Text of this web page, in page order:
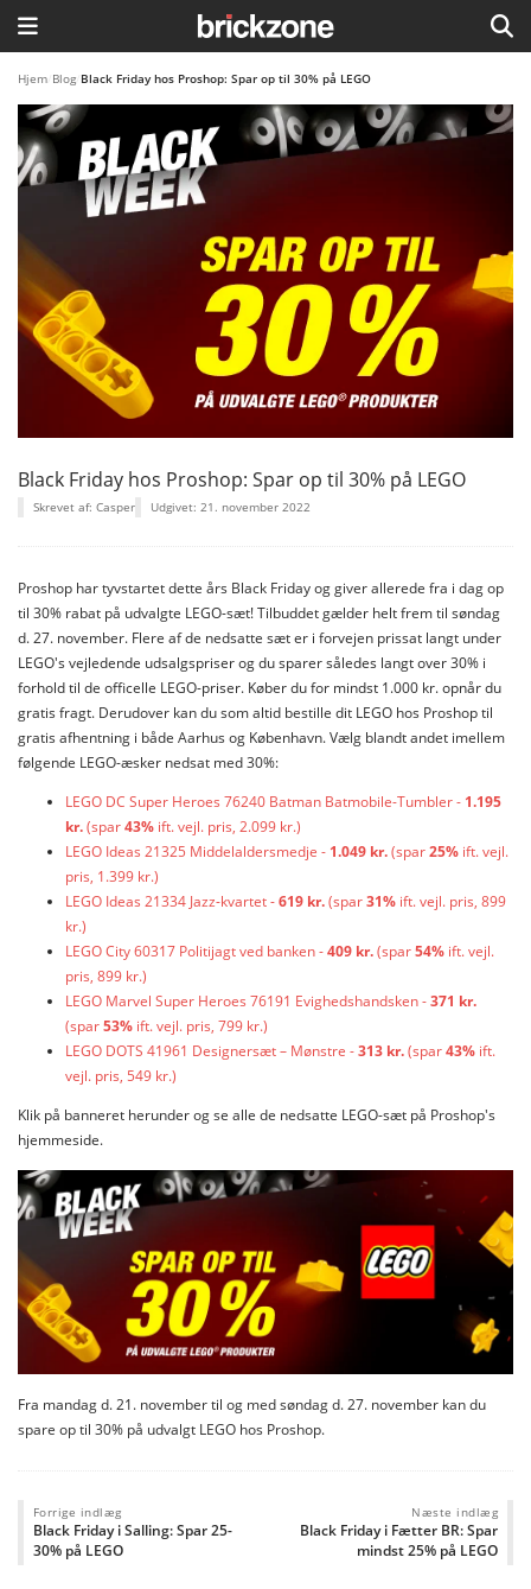
HJEM
TEMAER
BLOG
LEGO FAVORITTER
Hjem Blog Black Friday hos Proshop: Spar op til 30% på LEGO
Black Friday hos Proshop: Spar op til 30% på LEGO
Skrevet af: Casper Udgivet: 21. november 2022
Proshop har tyvstartet dette års Black Friday og giver allerede fra i dag op
til 30% rabat på udvalgte LEGO-sæt! Tilbuddet gælder helt frem til søndag
d. 27. november. Flere af de nedsatte sæt er i forvejen prissat langt under
LEGO's vejledende udsalgspriser og du sparer således langt over 30% i
forhold til de officelle LEGO-priser. Køber du for mindst 1.000 kr. opnår du
gratis fragt. Derudover kan du som altid bestille dit LEGO hos Proshop til
gratis afhentning i både Aarhus og København. Vælg blandt andet imellem
følgende LEGO-æsker nedsat med 30%:
LEGO DC Super Heroes 76240 Batman Batmobile-Tumbler - 1.195
kr.(spar43% ift. vejl. pris, 2.099 kr.)
LEGO Ideas 21325 Middelaldersmedje - 1.049 kr.(spar25% ift. vejl.
pris, 1.399 kr.)
LEGO Ideas 21334 Jazz-kvartet -619 kr.(spar31% ift. vejl. pris, 899
kr.)
LEGO City 60317 Politijagt ved banken -409 kr.(spar54% ift. vejl.
pris, 899 kr.)
LEGO Marvel Super Heroes 76191 Evighedshandsken -371 kr.
(spar53% ift. vejl. pris, 799 kr.)
LEGO DOTS 41961 Designersæt – Mønstre -313 kr.(spar43% ift.
vejl. pris, 549 kr.)
Klik på banneret herunder og se alle de nedsatte LEGO-sæt på Proshop's
hjemmeside.
Fra mandag d. 21. november til og med søndag d. 27. november kan du
spare op til 30% på udvalgt LEGO hos Proshop.
Forrige indlæg
Black Friday i Salling: Spar 25-
30% på LEGO
Næste indlæg
Black Friday i Fætter BR: Spar
mindst 25% på LEGO